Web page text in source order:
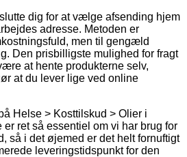
dig for at vælge afsending hjem
adresse. Metoden er
men til gengæld
Den prisbilligste mulighed for fragt
at hente produkterne selv,
at du lever lige ved online
Helse > Kosttilskud > Olier i
er ret så essentiel om vi har brug for
så i det øjemed er det helt fornuftigt
leveringstidspunkt for den